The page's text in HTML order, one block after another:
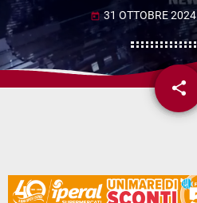
today 31 OTTOBRE 2024
share
email